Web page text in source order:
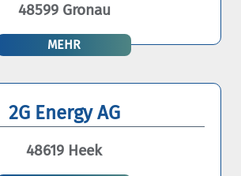
48599 Gronau
MEHR
2G Energy AG
48619 Heek